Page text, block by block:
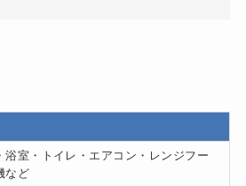
浴室・トイレ・エアコン・レンジフー
など